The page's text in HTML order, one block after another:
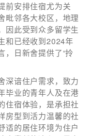
前安排住宿尤为关
毗邻各大校区，地理
因此受到众多留学生
和已经收到2024年
，日新舍提供了“拎
深谙住户需求，致力
毕业的青年人及在港
住宿体验，是承担社
房型到活力温馨的社
适的居住环境为住户